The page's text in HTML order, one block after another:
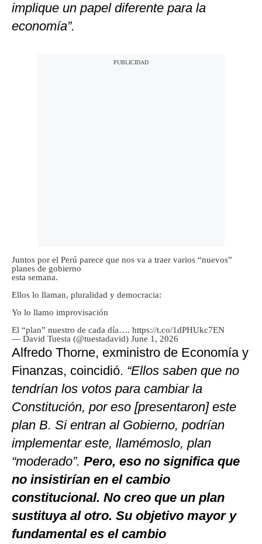
implique un papel diferente para la
economía”.
Juntos por el Perú parece que nos va a traer varios “nuevos”
planes de gobierno
esta semana.
Ellos lo llaman, pluralidad y democracia:
Yo lo llamo improvisación
El “plan” nuestro de cada día…. https://t.co/1dPHUkc7EN
— David Tuesta (@tuestadavid) June 1, 2026
Alfredo Thorne, exministro de Economía y
Finanzas, coincidió. “Ellos saben que no
tendrían los votos para cambiar la
Constitución, por eso [presentaron] este
plan B. Si entran al Gobierno, podrían
implementar este, llamémoslo, plan
“moderado”. Pero, eso no significa que
no insistirían en el cambio
constitucional. No creo que un plan
sustituya al otro. Su objetivo mayor y
fundamental es el cambio